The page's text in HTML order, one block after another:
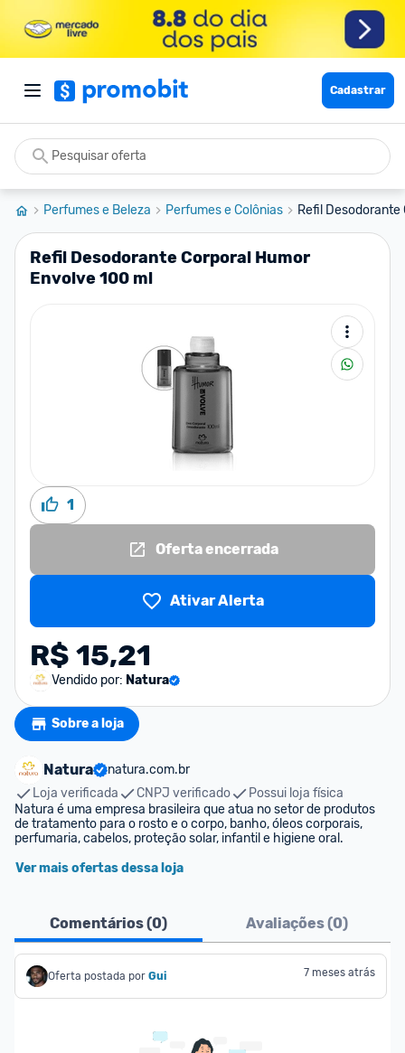
Cadastrar
Perfumes e Beleza Perfumes e Colônias Refil Desodorante
Refil Desodorante Corporal Humor
Envolve 100 ml
1
Oferta encerrada
Ativar Alerta
R$ 15,21
Vendido por: Natura
Sobre a loja
Natura
natura.com.br
Loja verificada
CNPJ verificado
Possui loja física
Natura é uma empresa brasileira que atua no setor de produtos
de tratamento para o rosto e o corpo, banho, óleos corporais,
perfumaria, cabelos, proteção solar, infantil e higiene oral.
Ver mais ofertas dessa loja
Comentários (0) Avaliações (0)
Oferta postada por Gui 7 meses atrás